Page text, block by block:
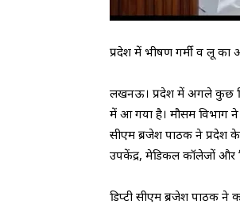
प्रदेश में भीषण गर्मी व लू का
लखनऊ। प्रदेश में अगले कुछ
में आ गया है। मौसम विभाग
सीएम ब्रजेश पाठक ने प्रदेश के
उपकेंद्र, मेडिकल कॉलेजों और
डिप्टी सीएम ब्रजेश पाठक ने